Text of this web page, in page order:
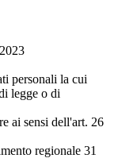
personali la cui
legge o di
ai sensi dell'art. 26
regionale 31